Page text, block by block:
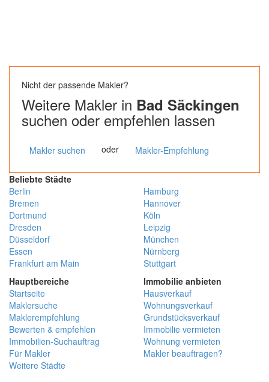
Nicht der passende Makler?
Weitere Makler in Bad Säckingen
suchen oder empfehlen lassen
Makler suchen oder Makler-Empfehlung
Beliebte Städte
Berlin
Bremen
Dortmund
Dresden
Düsseldorf
Essen
Frankfurt am Main
Hamburg
Hannover
Köln
Leipzig
München
Nürnberg
Stuttgart
Hauptbereiche
Startseite
Maklersuche
Maklerempfehlung
Bewerten & empfehlen
Immobilien-Suchauftrag
Für Makler
Weitere Städte
Immobilie anbieten
Hausverkauf
Wohnungsverkauf
Grundstücksverkauf
Immobilie vermieten
Wohnung vermieten
Makler beauftragen?